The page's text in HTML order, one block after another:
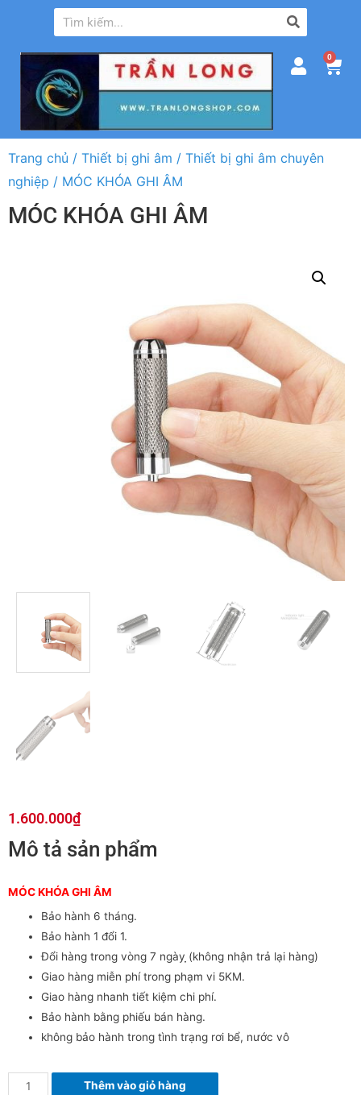
0
Trang chủ / Thiết bị ghi âm / Thiết bị ghi âm chuyên
nghiệp / MÓC KHÓA GHI ÂM
MÓC KHÓA GHI ÂM
1.600.000₫
Mô tả sản phẩm
MÓC KHÓA GHI ÂM
Bảo hành 6 tháng.
Bảo hành 1 đổi 1.
Đổi hàng trong vòng 7 ngày ̣̣(không nhận trả lại hàng)
Giao hàng miễn phí trong phạm vi 5KM.
Giao hàng nhanh tiết kiệm chi phí.
Bảo hành bằng phiếu bán hàng.
không bảo hành trong tình trạng rơi bể, nước vô
Thêm vào giỏ hàng